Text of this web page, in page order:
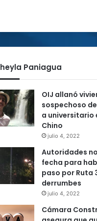
Paniagua
OIJ allanó
sospechoso
a universitario
Chino
julio 4, 2022
Autoridades
fecha para
paso por Ruta
derrumbes
julio 4, 2022
Cámara